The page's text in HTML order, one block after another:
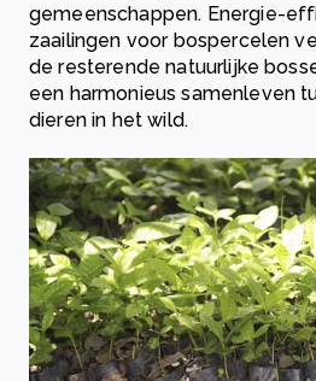
gemeenschappen. Energie-
zaailingen voor bospercelen
de resterende natuurlijke
een harmonieus samenleven
dieren in het wild.